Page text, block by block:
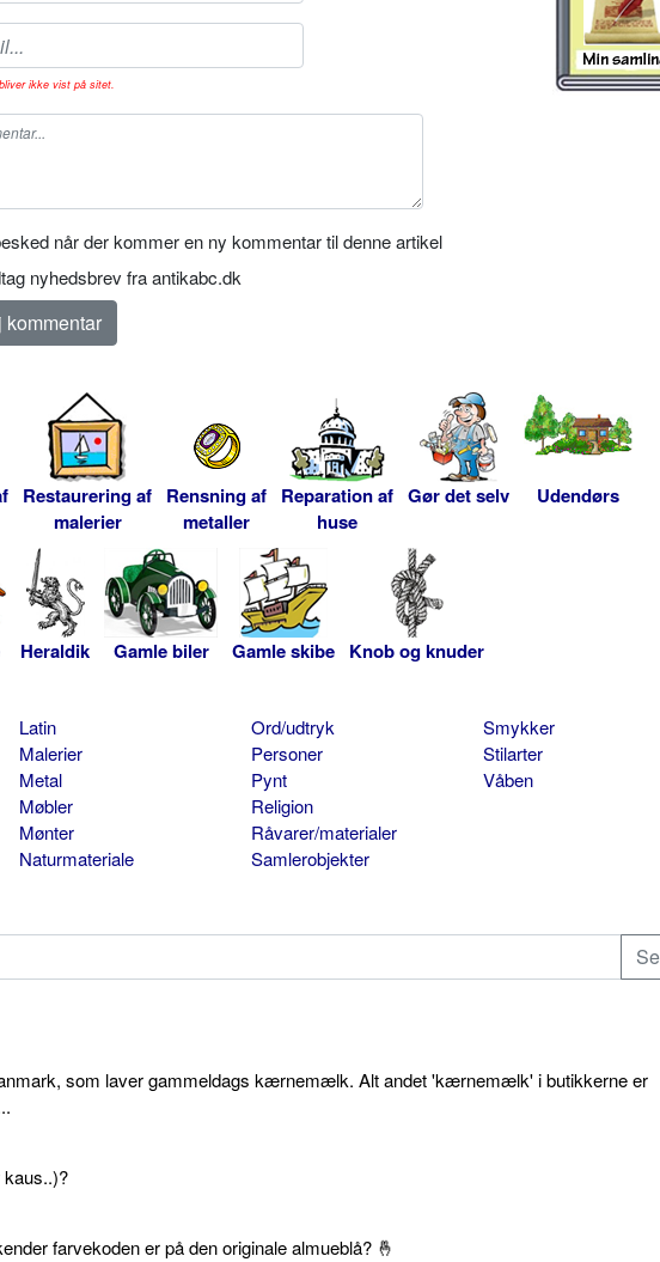
ikke vist på sitet.
når der kommer en ny kommentar til denne artikel
nyhedsbrev fra antikabc.dk
Restaurering af
malerier
Rensning af
metaller
Reparation af
huse
Gør det selv Udendørs
Heraldik Gamle biler Gamle skibe Knob og knuder
Latin
Malerier
Metal
Møbler
Mønter
Naturmateriale
Ord/udtryk
Personer
Pynt
Religion
Råvarer/materialer
Samlerobjekter
Smykker
Stilarter
Våben
som laver gammeldags kærnemælk. Alt andet 'kærnemælk' i butikkerne er
farvekoden er på den originale almueblå? 🤞